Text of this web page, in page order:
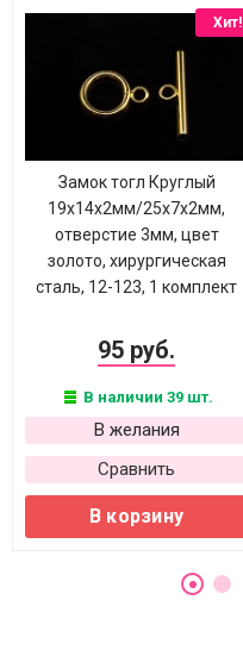
Хит!
Замок тогл Круглый
19х14х2мм/25х7х2мм,
отверстие 3мм, цвет
золото, хирургическая
сталь, 12-123, 1 комплект
95 руб.
В наличии 39 шт.
В желания
Сравнить
В корзину